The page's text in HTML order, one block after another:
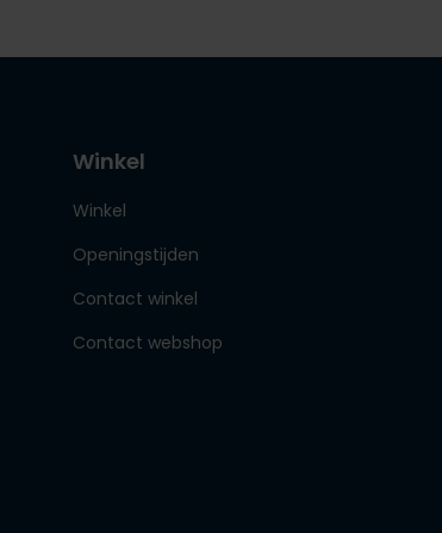
Winkel
Winkel
Openingstijden
Contact winkel
Contact webshop